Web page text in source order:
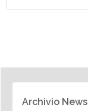
Archivio